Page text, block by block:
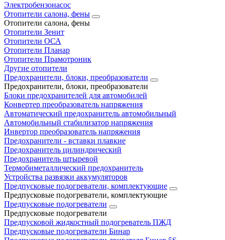
Электробензонасос
Отопители салона, фены
Отопители салона, фены
Отопители Зенит
Отопители ОСА
Отопители Планар
Отопители Прамотроник
Другие отопители
Предохранители, блоки, преобразователи
Предохранители, блоки, преобразователи
Блоки предохранителей для автомобилей
Конвертер преобразователь напряжения
Автоматический предохранитель автомобильный
Автомобильный стабилизатор напряжения
Инвертор преобразователь напряжения
Предохранители - вставки плавкие
Предохранитель цилиндрический
Предохранитель штыревой
Термобиметаллический предохранитель
Устройства развязки аккумуляторов
Предпусковые подогреватели, комплектующие
Предпусковые подогреватели, комплектующие
Предпусковые подогреватели
Предпусковые подогреватели
Предпусковой жидкостный подогреватель ПЖД
Предпусковые подогреватели Бинар